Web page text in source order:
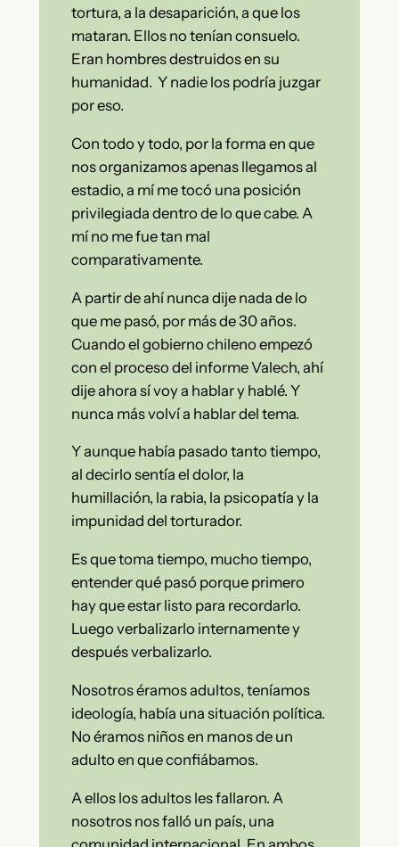
tortura, a la desaparición, a que los
mataran. Ellos no tenían consuelo.
Eran hombres destruidos en su
humanidad. Y nadie los podría juzgar
por eso.
Con todo y todo, por la forma en que
nos organizamos apenas llegamos al
estadio, a mí me tocó una posición
privilegiada dentro de lo que cabe. A
mí no me fue tan mal
comparativamente.
A partir de ahí nunca dije nada de lo
que me pasó, por más de 30 años.
Cuando el gobierno chileno empezó
con el proceso del informe Valech, ahí
dije ahora sí voy a hablar y hablé. Y
nunca más volví a hablar del tema.
Y aunque había pasado tanto tiempo,
al decirlo sentía el dolor, la
humillación, la rabia, la psicopatía y la
impunidad del torturador.
Es que toma tiempo, mucho tiempo,
entender qué pasó porque primero
hay que estar listo para recordarlo.
Luego verbalizarlo internamente y
después verbalizarlo.
Nosotros éramos adultos, teníamos
ideología, había una situación política.
No éramos niños en manos de un
adulto en que confiábamos.
A ellos los adultos les fallaron. A
nosotros nos falló un país, una